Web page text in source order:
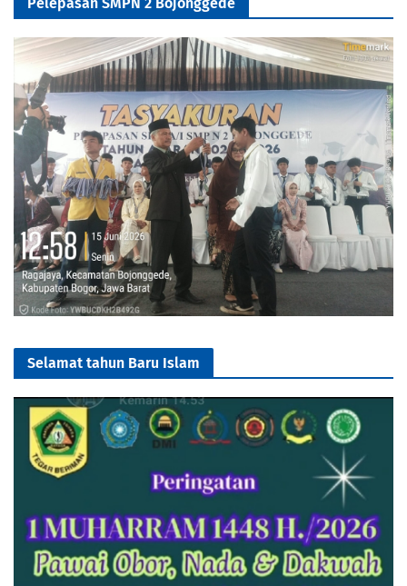
Selamat tahun Baru Islam